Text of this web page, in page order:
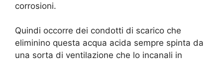
corrosioni.
Quindi occorre dei condotti di scarico che
eliminino questa acqua acida sempre spinta da
una sorta di ventilazione che lo incanali in